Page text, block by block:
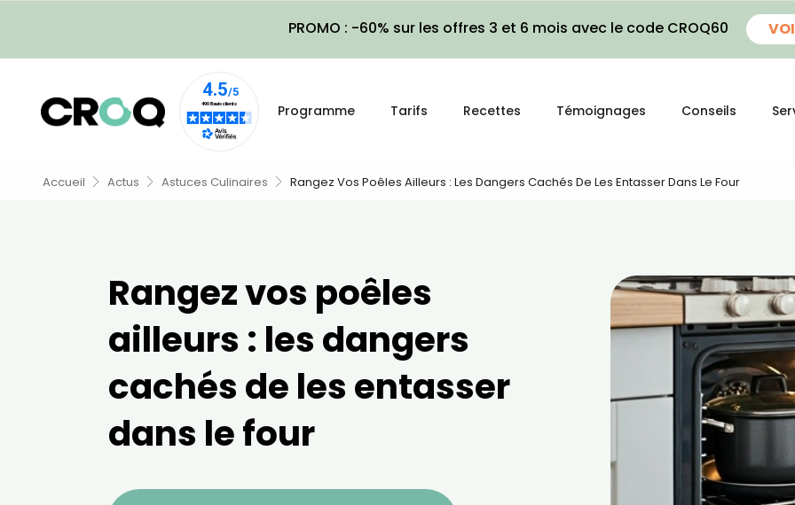
PROMO : -60% sur les offres 3 et 6 mois avec le code CROQ60
Programme Tarifs Recettes Témoignages Conseils
Accueil Actus Astuces Culinaires Rangez Vos Poêles Ailleurs : Les Dangers Cachés De Les Entasser Dans Le Four
Rangez vos poêles
ailleurs : les dangers
cachés de les entasser
dans le four